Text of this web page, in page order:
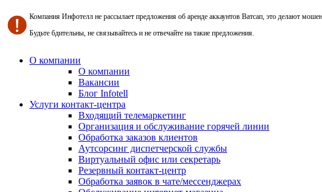
Компания Инфотелл не рассылает предложения об аренде аккаунтов Ватсап, это делают
Будьте бдительны, не связывайтесь и не отвечайте на такие предложения.
О компании
О компании
Вакансии
Блог Infotell
Услуги контакт-центра
Входящий телемаркетинг
Организация и обслуживание горячей линии
Обработка заказов клиентов
Аутсорсинг диспетчерской службы
Виртуальный офис или секретарь
Резервный контакт-центр
Обработка заявок в чате/мессенджерах